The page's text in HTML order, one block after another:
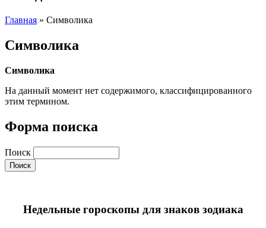
Главная » Символика
Символика
Символика
На данный момент нет содержимого, классифицированного
этим термином.
Форма поиска
Поиск
Недельные гороскопы для знаков зодиака